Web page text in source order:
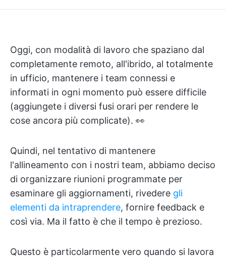
Oggi, con modalità di lavoro che spaziano dal
completamente remoto, all'ibrido, al totalmente
in ufficio, mantenere i team connessi e
informati in ogni momento può essere difficile
(aggiungete i diversi fusi orari per rendere le
cose ancora più complicate). 👀
Quindi, nel tentativo di mantenere
l'allineamento con i nostri team, abbiamo deciso
di organizzare riunioni programmate per
esaminare gli aggiornamenti, rivedere gli
elementi da intraprendere, fornire feedback e
così via. Ma il fatto è che il tempo è prezioso.
Questo è particolarmente vero quando si lavora